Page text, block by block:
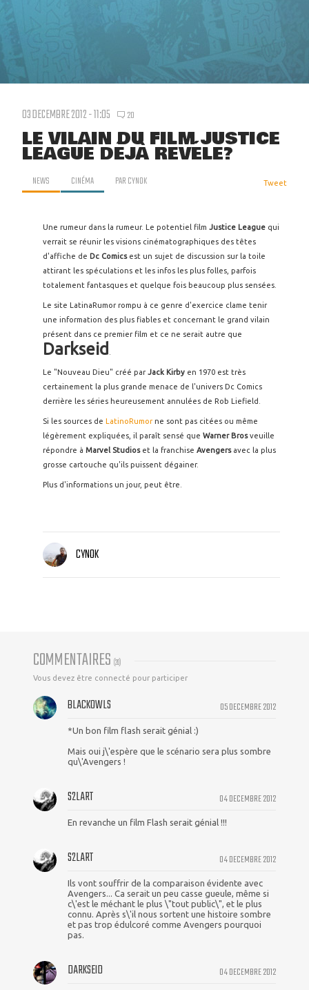
03 DECEMBRE 2012 - 11:05 20
LE VILAIN DU FILM JUSTICE
LEAGUE DÉJÀ RÉVÉLÉ?
NEWS CINÉMA PARCYNOK Tweet
Une rumeur dans la rumeur. Le potentiel film Justice League qui
verrait se réunir les visions cinématographiques des têtes
d'affiche de Dc Comicsest un sujet de discussion sur la toile
attirant les spéculations et les infos les plus folles, parfois
totalement fantasques et quelque fois beaucoup plus sensées.
Le site LatinaRumor rompu à ce genre d'exercice clame tenir
une information des plus fiables et concernant le grand vilain
présent dans ce premier film et ce ne serait autre que
Darkseid
Le "Nouveau Dieu" créé parJack Kirby en 1970 est très
certainement la plus grande menace de l'univers Dc Comics
derrière les séries heureusement annulées de Rob Liefield.
Si les sources de LatinoRumorne sont pas citées ou même
légèrement expliquées, il paraît sensé que Warner Brosveuille
répondre à Marvel Studioset la franchise Avengersavec la plus
grosse cartouche qu'ils puissent dégainer.
Plus d'informations un jour, peut être.
CYNOK
COMMENTAIRES (20)
Vous devez être connecté pour participer
05 DECEMBRE 2012
BLACKOWLS
*Un bon film flash serait génial :)
Mais oui j\'espère que le scénario sera plus sombre
qu\'Avengers !
04 DECEMBRE 2012
S2LART
En revanche un film Flash serait génial !!!
04 DECEMBRE 2012
S2LART
Ils vont souffrir de la comparaison évidente avec
Avengers... Ca serait un peu casse gueule, même si
c\'est le méchant le plus \"tout public\", et le plus
connu. Après s\'il nous sortent une histoire sombre
et pas trop édulcoré comme Avengers pourquoi
pas.
04 DECEMBRE 2012
DARKSEID